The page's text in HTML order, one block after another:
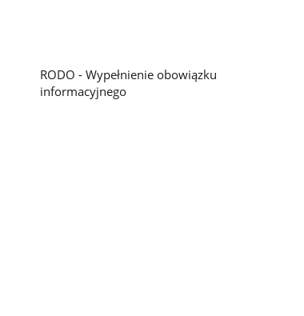
RODO - Wypełnienie obowiązku
informacyjnego